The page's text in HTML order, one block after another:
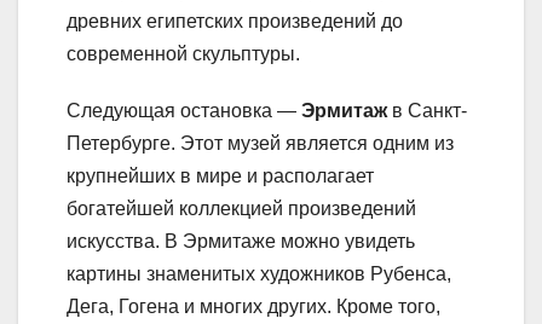
древних египетских произведений до
современной скульптуры.
Следующая остановка — Эрмитажв Санкт-
Петербурге. Этот музей является одним из
крупнейших в мире и располагает
богатейшей коллекцией произведений
искусства. В Эрмитаже можно увидеть
картины знаменитых художников Рубенса,
Дега, Гогена и многих других. Кроме того,